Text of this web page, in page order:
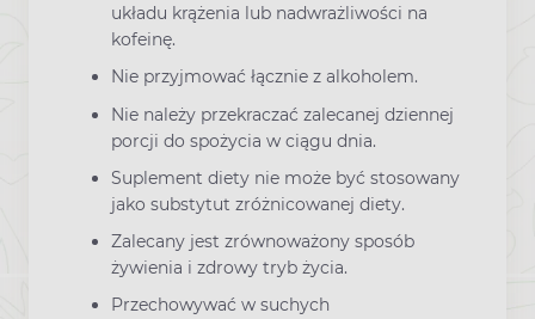
układu krążenia lub nadwrażliwości na
kofeinę.
Nie przyjmować łącznie z alkoholem.
Nie należy przekraczać zalecanej dziennej
porcji do spożycia w ciągu dnia.
Suplement diety nie może być stosowany
jako substytut zróżnicowanej diety.
Zalecany jest zrównoważony sposób
żywienia i zdrowy tryb życia.
Przechowywać w suchych